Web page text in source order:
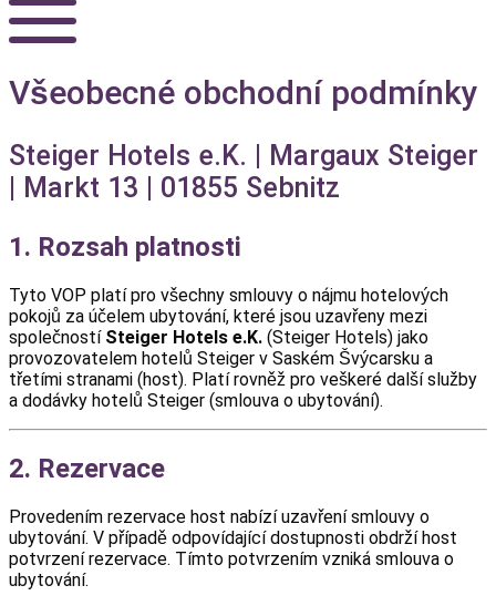
Všeobecné obchodní podmínky
Steiger Hotels e.K. | Margaux Steiger
| Markt 13 | 01855 Sebnitz
1. Rozsah platnosti
Tyto VOP platí pro všechny smlouvy o nájmu hotelových
pokojů za účelem ubytování, které jsou uzavřeny mezi
společností Steiger Hotels e.K. (Steiger Hotels) jako
provozovatelem hotelů Steiger v Saském Švýcarsku a
třetími stranami (host). Platí rovněž pro veškeré další služby
a dodávky hotelů Steiger (smlouva o ubytování).
2. Rezervace
Provedením rezervace host nabízí uzavření smlouvy o
ubytování. V případě odpovídající dostupnosti obdrží host
potvrzení rezervace. Tímto potvrzením vzniká smlouva o
ubytování.